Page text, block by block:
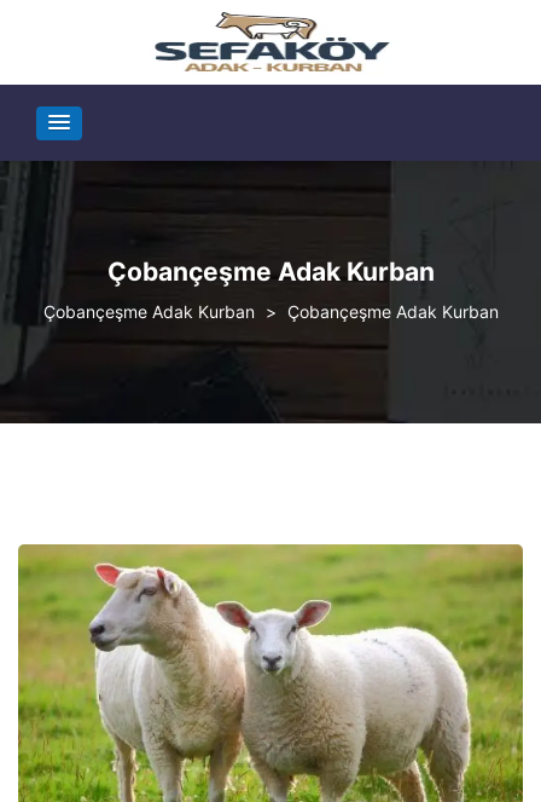
Çobançeşme Adak Kurban
Çobançeşme Adak Kurban > Çobançeşme Adak Kurban